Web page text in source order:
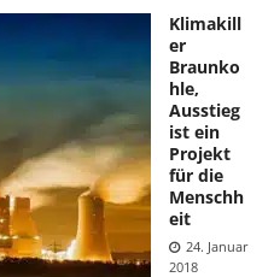
Klimakill
er
Braunko
hle,
Ausstieg
ist ein
Projekt
für die
Menschh
eit
24. Januar
2018